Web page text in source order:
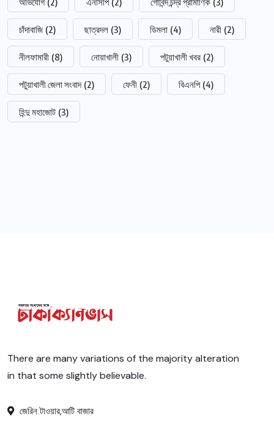
চাঁদাবাজি (2) ছাত্রদল (3) ডিমলা (4) নারী (2)
নীলফামারী (8) নোয়াখালী (3) পটুয়াখালী খবর (2)
পটুয়াখালী জেলা সংবাদ (2) ফেনী (2) বিএনপি (4)
হিন্দু মহাজোট (3)
There are many variations of the majority alteration
in that some slightly believable.
জেরিন টাওয়ার,আটি বাজার